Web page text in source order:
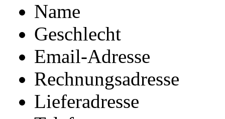
Name
Geschlecht
Email-Adresse
Rechnungsadresse
Lieferadresse